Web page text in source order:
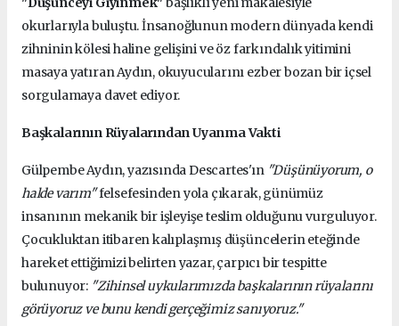
okurlarıyla buluştu. İnsanoğlunun modern dünyada kendi
zihninin kölesi haline gelişini ve öz farkındalık yitimini
masaya yatıran Aydın, okuyucularını ezber bozan bir içsel
sorgulamaya davet ediyor.
Başkalarının Rüyalarından Uyanma Vakti
Gülpembe Aydın, yazısında Descartes'ın "Düşünüyorum, o
halde varım"felsefesinden yola çıkarak, günümüz
insanının mekanik bir işleyişe teslim olduğunu vurguluyor.
Çocukluktan itibaren kalıplaşmış düşüncelerin eteğinde
hareket ettiğimizi belirten yazar, çarpıcı bir tespitte
bulunuyor: "Zihinsel uykularımızda başkalarının rüyalarını
görüyoruz ve bunu kendi gerçeğimiz sanıyoruz."